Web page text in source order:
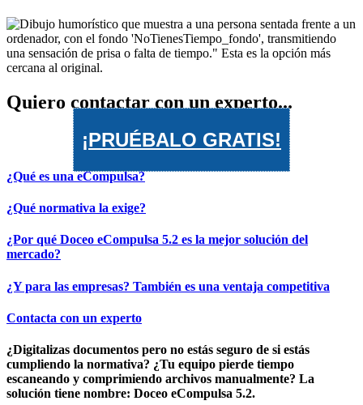
Quiero contactar con un experto...
¡PRUÉBALO GRATIS!
¿Qué es una eCompulsa?
¿Qué normativa la exige?
¿Por qué Doceo eCompulsa 5.2 es la mejor solución del
mercado?
¿Y para las empresas? También es una ventaja competitiva
Contacta con un experto
¿Digitalizas documentos pero no estás seguro de si estás
cumpliendo la normativa? ¿Tu equipo pierde tiempo
escaneando y comprimiendo archivos manualmente? La
solución tiene nombre: Doceo eCompulsa 5.2.